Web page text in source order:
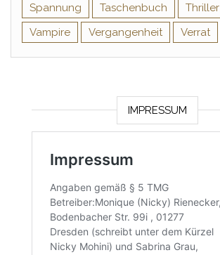
Spannung
Taschenbuch Thriller
Vampire
Vergangenheit Verrat
IMPRESSUM